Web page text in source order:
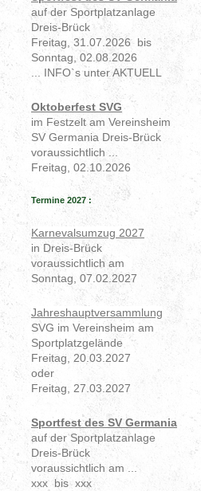
auf der Sportplatzanlage
Dreis-Brück
Freitag, 31.07.2026 bis
Sonntag, 02.08.2026
... INFO`s unter AKTUELL
Oktoberfest SVG
im Festzelt am Vereinsheim
SV Germania Dreis-Brück
voraussichtlich ...
Freitag, 02.10.2026
Termine 2027 :
Karnevalsumzug 2027
in Dreis-Brück
voraussichtlich am
Sonntag, 07.02.2027
Jahreshauptversammlung
SVG im Vereinsheim am
Sportplatzgelände
Freitag, 20.03.2027
oder
Freitag, 27.03.2027
Sportfest des SV Germania
auf der Sportplatzanlage
Dreis-Brück
voraussichtlich am ...
xxx bis xxx